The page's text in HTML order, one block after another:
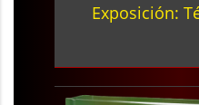
Exposición: